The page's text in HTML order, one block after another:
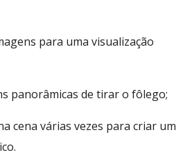
para uma visualização
panorâmicas de tirar o fôlego;
cena várias vezes para criar um